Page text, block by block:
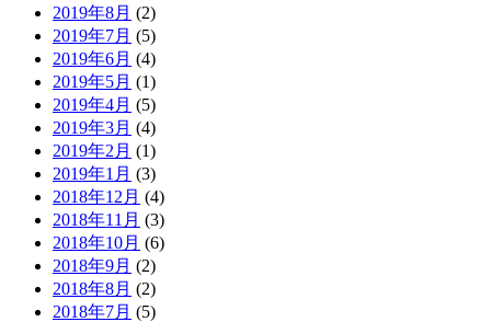
2019年8月 (2)
2019年7月 (5)
2019年6月 (4)
2019年5月 (1)
2019年4月 (5)
2019年3月 (4)
2019年2月 (1)
2019年1月 (3)
2018年12月 (4)
2018年11月 (3)
2018年10月 (6)
2018年9月 (2)
2018年8月 (2)
2018年7月 (5)